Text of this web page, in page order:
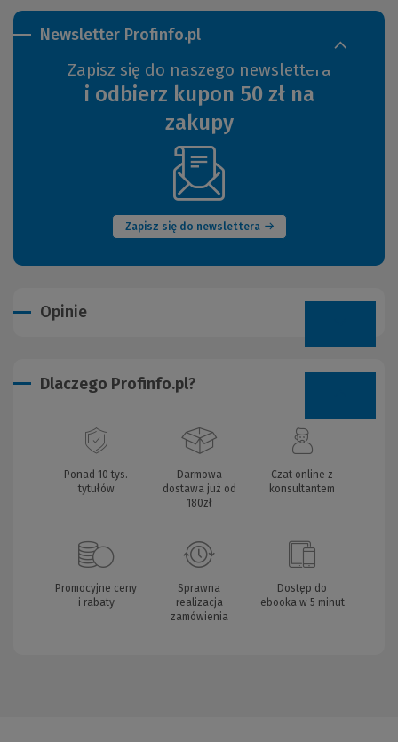
Newsletter Profinfo.pl
Zapisz się do naszego newslettera
i odbierz kupon 50 zł na
zakupy
Zapisz się do newslettera
(Nowe
okno)
Opinie
Dlaczego Profinfo.pl?
Ponad 10 tys.
tytułów
Darmowa
dostawa już od
180zł
Czat online z
konsultantem
Promocyjne ceny
i rabaty
Sprawna
realizacja
zamówienia
Dostęp do
ebooka w 5 minut